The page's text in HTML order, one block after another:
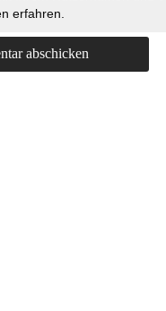
erfahren.